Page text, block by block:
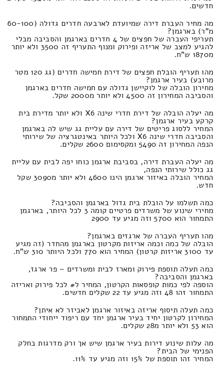
חדשים.
מה מחיר העברת דירה שמיועדת לארבעה חדרים גדולה (60-100
מ"ר) בארגמן?
תעריפי העברה של חפצים של 4 חדרים בארגמן והסביבה מבלי
להגיע למצב של אריזה ופירוק ומנוף התעריף זה 3500 ולא יותר
מ1870 ש"ח.
מהו תעריף הובלת חפצים של דירת חמישה חדרים (גג 120 מטר
מרובע) בעיר ארגמן?
מחירון הובלה של לוקיישן גדולה עם חמישה חדרים בארגמן
והסביבה המחירון זה 4500 ולא יותר מ2000 שקל.
מה יעלה הובלה של דירת חדרי שינה X6 ולא יותר מדירת בית
קרקע בעיר ארגמן?
המחיר ללסוג פריטים של דירה עם עליית גג שיש לה בארגמן
והסביבה חדרי שינה X6 ולכל היותר באינטגרציה של שירותי
הנפה המחירון זה 5490 ומקסימום 2600 שקלים.
מה יעלה העברת דירה, בסביבת ארגמן כוחו יפה לבית עם עליית
גג כולל שירותי הנפה,
המחיר הובלה באיזור ארגמן הינו 4600 ולא יותר מ3090 שקל
חדש.
כמה תשלמו על הובלת בית גדול בארגמן והסביבה?
מחירי שינוע של משרדים פרטיים קומה 3 לכל היותר, בארגמן
התמחור הוא 5700 וזה מגיע עד 2900
מהו תעריף העברה של ארגזים בארגמן?
הובלה של כמה וכמה אריזות מקרטון בארגמן מהחדר (זה מגיע
עד 3100 אריזות קרטון) המחיר הוא 770 ולכל היותר 310 ש"ח.
כמה תעלה תוספת פירוק ומארז לבית ומשרדים – פר ארגז,
בארגמן והסביבה?
הוספה לפי כמות קופסאות הקרטון, המחיר ל# לכל פירוק ואריזה
התמחור זהו 48 וזה מגיע עד 22 שקלים חדשים.
כמה תעלה תיסוף אריזה באיזור ארגמן לאביזר לא איתן?
המחירון לקרטון יחיד בעיר ארגמן יחד עם ריפוד ייחודי התמחור
הוא 53 ולא יותר מ28 שקלים.
מה עלות שינוע דירות בעיר ארגמן שיש אך ורק מדרגות בחלק
הפנימי של הבית?
המחיר זהו תוספת של 15% וזה מגיע עד 11%.